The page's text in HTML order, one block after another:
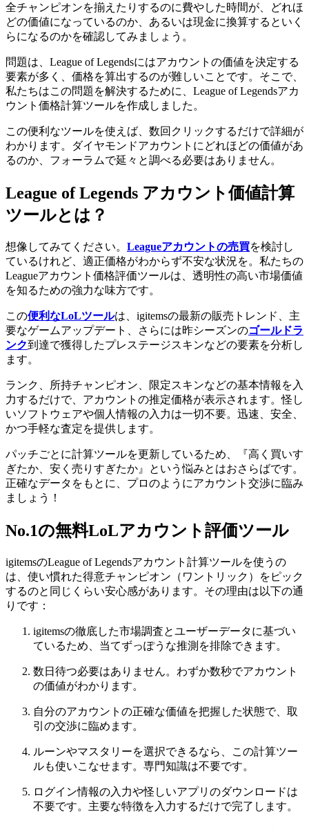
全チャンピオンを揃えたりするのに費やした時間が、どれほ
どの価値になっているのか、あるいは現金に換算するといく
らになるのかを確認してみましょう。
問題は、League of Legendsにはアカウントの価値を決定する
要素が多く、価格を算出するのが難しいことです。そこで、
私たちはこの問題を解決するために、League of Legendsアカ
ウント価格計算ツールを作成しました。
この便利なツールを使えば、数回クリックするだけで詳細が
わかります。ダイヤモンドアカウントにどれほどの価値があ
るのか、フォーラムで延々と調べる必要はありません。
League of Legends アカウント価値計算
ツールとは？
想像してみてください。 Leagueアカウントの売買を検討し
ているけれど、適正価格がわからず不安な状況を。私たちの
Leagueアカウント価格評価ツールは、透明性の高い市場価値
を知るための強力な味方です。
この便利なLoLツールは、igitemsの最新の販売トレンド、主
要なゲームアップデート、さらには昨シーズンのゴールドラ
ンク到達で獲得したプレステージスキンなどの要素を分析し
ます。
ランク、所持チャンピオン、限定スキンなどの基本情報を入
力するだけで、アカウントの推定価格が表示されます。怪し
いソフトウェアや個人情報の入力は一切不要。迅速、安全、
かつ手軽な査定を提供します。
パッチごとに計算ツールを更新しているため、『高く買いす
ぎたか、安く売りすぎたか』という悩みとはおさらばです。
正確なデータをもとに、プロのようにアカウント交渉に臨み
ましょう！
No.1の無料LoLアカウント評価ツール
igitemsのLeague of Legendsアカウント計算ツールを使うの
は、使い慣れた得意チャンピオン（ワントリック）をピック
するのと同じくらい安心感があります。その理由は以下の通
りです：
igitemsの徹底した市場調査とユーザーデータに基づい
ているため、当てずっぽうな推測を排除できます。
数日待つ必要はありません。わずか数秒でアカウント
の価値がわかります。
自分のアカウントの正確な価値を把握した状態で、取
引の交渉に臨めます。
ルーンやマスタリーを選択できるなら、この計算ツー
ルも使いこなせます。専門知識は不要です。
ログイン情報の入力や怪しいアプリのダウンロードは
不要です。主要な特徴を入力するだけで完了します。